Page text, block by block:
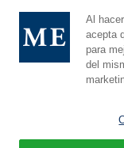
Aviso de prácticas
Línea directa de
Denunciar maltrato
Preferencias de
Al
acepta
para
del